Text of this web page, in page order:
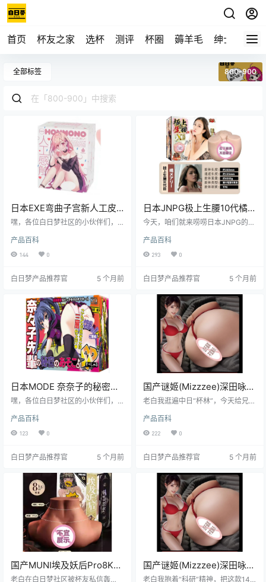
首页 杯友之家 选杯 测评 杯圈 薅羊毛 绅士 视频
全部标签 800-900
日本EXE弯曲子宫新人工皮
肤版飞机杯测评报告
嘿，各位白日梦社区的小伙伴们，
本 EXE 的弯曲子宫新人工皮肤版飞
机杯。这款产品号称是模拟真实体
获满满！
产品百科
144 0
白日梦产品推荐官 5 个月前
日本JNPG极上生腰10代橘玛
丽电动夹吸倒膜飞机杯测评
今天，咱们就来唠唠日本JNPG的极
老白我测评过的一大经典，从包裹
感到刺激度，从耐久度到易清洁
产品百科
293 0
白日梦产品推荐官 5 个月前
日本MODE 奈奈子的秘密特
别版飞机杯测评报告
嘿，各位白日梦社区的小伙伴们，
DE品牌的奈奈子的秘密特别版飞机
杯。这玩意儿可真是让人眼前一
亮，我可是用了不少心思来测评
这款飞机杯的方方面面，看看它到
产品百科
123 0
白日梦产品推荐官 5 个月前
国产谜姬(Mizzzee)深田咏美
阴臀倒模14斤1:1臀部倒模高
老白我逛遍中日“杯林”，今天给兄弟
咏美14斤阴臀倒模。14斤！没打
错，比老白大学哲学课本加起来还
沉。它把暗黑女神的腰臀曲线1:1塞
地飞升？且看老白如何拆台——
产品百科
222 0
白日梦产品推荐官 5 个月前
国产MUNI埃及妖后Pro8KG
重锤包裹慢玩倒模飞机杯开
老白在白日梦社区被杯友私信轰
国产谜姬(Mizzzee)深田咏美
阴臀倒模二代14斤高仿真臀
老白我抱着“科研”精神，把这款14